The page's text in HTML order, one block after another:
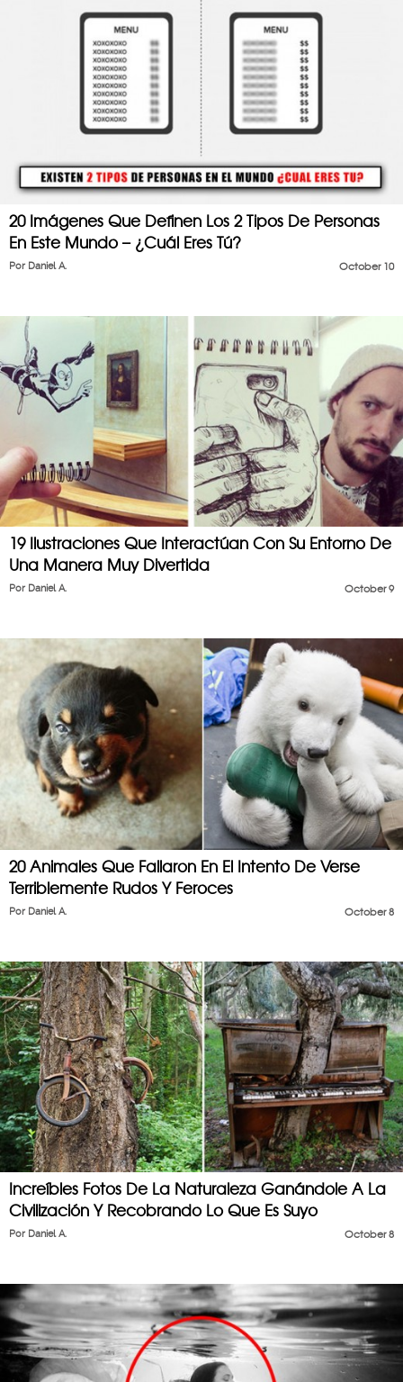
20 Imágenes Que Definen Los 2 Tipos De Personas
En Este Mundo – ¿Cuál Eres Tú?
October 10
Por Daniel A.
19 Ilustraciones Que Interactúan Con Su Entorno De
Una Manera Muy Divertida
October 9
Por Daniel A.
20 Animales Que Fallaron En El Intento De Verse
Terriblemente Rudos Y Feroces
October 8
Por Daniel A.
Increíbles Fotos De La Naturaleza Ganándole A La
Civilización Y Recobrando Lo Que Es Suyo
October 8
Por Daniel A.